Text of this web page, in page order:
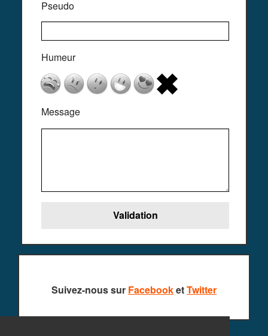
Pseudo
Humeur
Message
Suivez-nous sur FacebooketTwitter